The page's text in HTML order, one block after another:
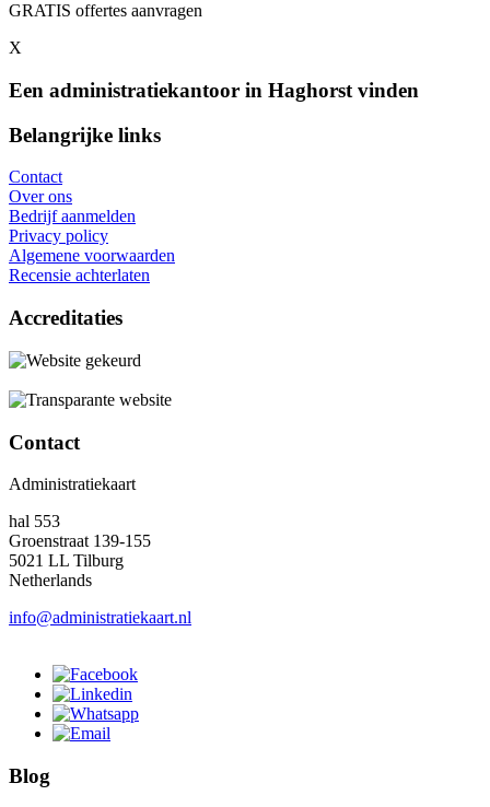
GRATIS offertes aanvragen
X
Een administratiekantoor in Haghorst vinden
Belangrijke links
Contact
Over ons
Bedrijf aanmelden
Privacy policy
Algemene voorwaarden
Recensie achterlaten
Accreditaties
Contact
Administratiekaart
hal 553
Groenstraat 139-155
5021 LL Tilburg
Netherlands
info@administratiekaart.nl
Blog